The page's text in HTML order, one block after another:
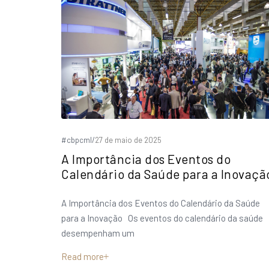
#cbpcml/27 de maio de 2025
A Importância dos Eventos do
Calendário da Saúde para a
A Importância dos Eventos do Calendário da Saúde
para a Inovação Os eventos do calendário da saúde
desempenham um
Read more